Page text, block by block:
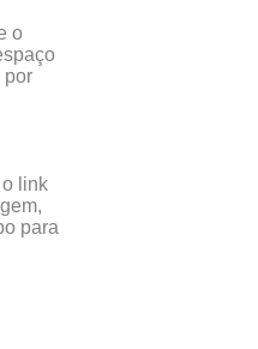
o
por
link
para